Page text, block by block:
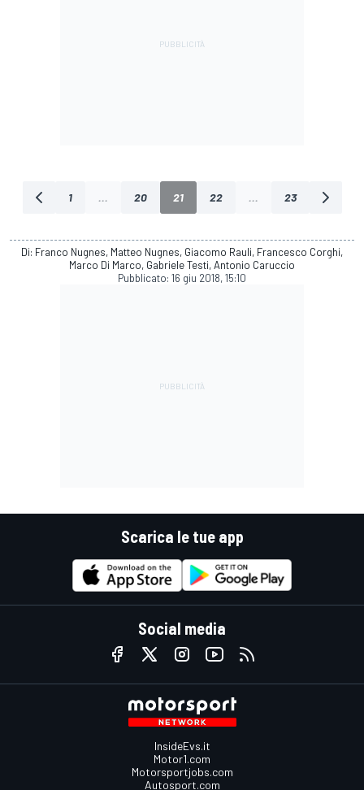
1 ... 20 21 22 ... 23
Di: Franco Nugnes, Matteo Nugnes, Giacomo Rauli, Francesco Corghi,
Marco Di Marco, Gabriele Testi, Antonio Caruccio
Pubblicato: 16 giu 2018, 15:10
Scarica le tue app
Social media
InsideEvs.it
Motor1.com
Motorsportjobs.com
Autosport.com